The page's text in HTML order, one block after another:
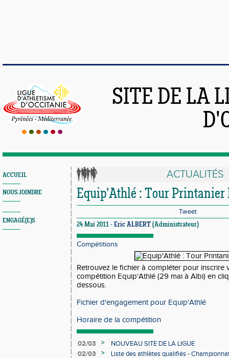
SITE DE LA
ACCUEIL
NOUS JOINDRE
ENGAGÉ(E)S
ACTUALITÉS
Equip'Athlé : Tour Printanier
Tweet
24 Mai 2011 - Eric ALBERT (Administrateur)
Compétitions
Retrouvez le fichier à compléter pour inscrire
compétition Equip'Athlé (29 mai à Albi) en
dessous.
Fichier d'engagement pour Equip'Athlé
Horaire de la compétition
02/03 >
NOUVEAU SITE DE LA LIGUE
02/03
>
Liste des athlètes qualifiés -